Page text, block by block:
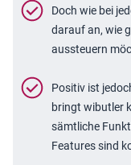
Doch wie bei
darauf an, wie
aussteuern
Positiv ist
bringt wibutler
sämtliche
Features sind